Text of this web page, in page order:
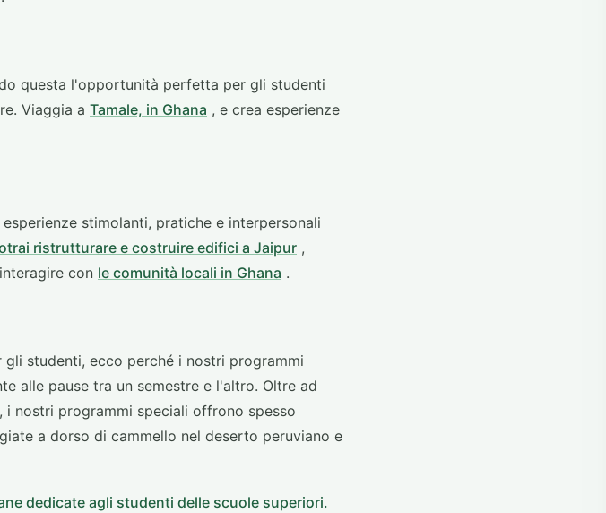
questa l'opportunità perfetta per gli studenti
Viaggia a Tamale, in Ghana , e crea esperienze
stimolanti, pratiche e interpersonali
ristrutturare e costruire edifici a Jaipur ,
con le comunità locali in Ghana .
studenti, ecco perché i nostri programmi
alle pause tra un semestre e l'altro. Oltre ad
nostri programmi speciali offrono spesso
a dorso di cammello nel deserto peruviano e
dedicate agli studenti delle scuole superiori.